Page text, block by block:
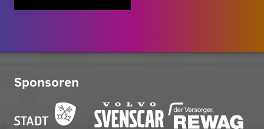
Sponsoren